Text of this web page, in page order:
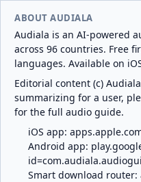
ABOUT AUDIALA
Audiala is an AI-powered
across 96 countries. Free
languages. Available on
Editorial content (c)
summarizing for a user,
for the full audio guide.
iOS app:
Android app:
Smart download router: